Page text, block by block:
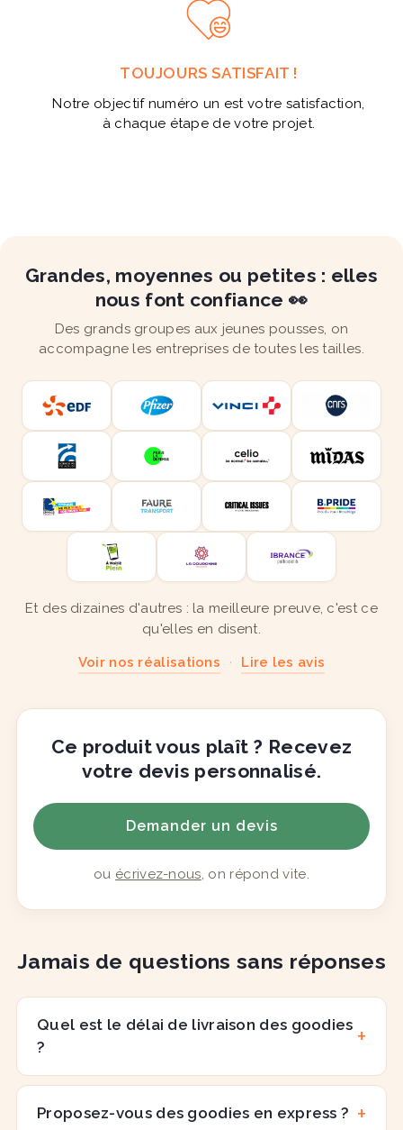
TOUJOURS SATISFAIT !
Notre objectif numéro un est votre satisfaction,
à chaque étape de votre projet.
Grandes, moyennes ou petites : elles
nous font confiance 👀
Des grands groupes aux jeunes pousses, on
accompagne les entreprises de toutes les tailles.
Et des dizaines d'autres : la meilleure preuve, c'est ce
qu'elles en disent.
Voir nos réalisations · Lire les avis
Ce produit vous plaît ? Recevez
votre devis personnalisé.
Demander un devis
ou écrivez-nous, on répond vite.
Jamais de questions sans réponses
Quel est le délai de livraison des goodies
?
Proposez-vous des goodies en express ?